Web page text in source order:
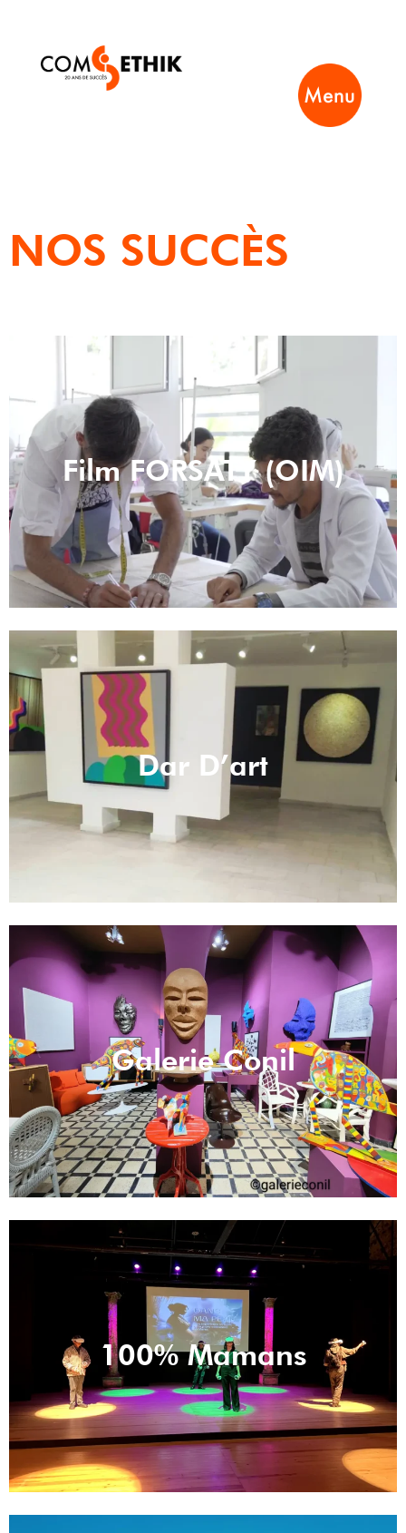
Menu
NOS SUCCÈS
Film FORSATY (OIM)
Dar D’art
Galerie Conil
100% Mamans